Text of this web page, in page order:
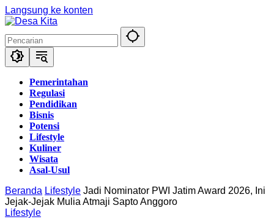
Langsung ke konten
Pemerintahan
Regulasi
Pendidikan
Bisnis
Potensi
Lifestyle
Kuliner
Wisata
Asal-Usul
Beranda Lifestyle Jadi Nominator PWI Jatim Award 2026, Ini
Jejak-Jejak Mulia Atmaji Sapto Anggoro
Lifestyle